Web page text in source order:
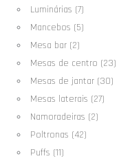
Luminárias (7)
Mancebos (5)
Mesa bar (2)
Mesas de centro (23)
Mesas de jantar (30)
Mesas laterais (27)
Namoradeiras (2)
Poltronas (42)
Puffs (11)